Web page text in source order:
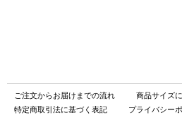
ご注文からお届けまでの流れ
商品サイズ
特定商取引法に基づく表記
プライバシー